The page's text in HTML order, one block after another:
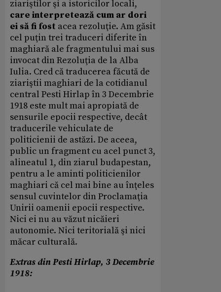
ziariştilor şi a istoricilor locali,
care interpretează cum ar dori
ei să fi fost acea rezoluţie. Am găsit
cel puţin trei traduceri diferite în
maghiară ale fragmentului mai sus
invocat din Rezoluţia de la Alba
Iulia. Cred că traducerea făcută de
ziariştii maghiari de la cotidianul
central Pesti Hirlap în 3 Decembrie
1918 este mult mai apropiată de
sensurile epocii respective, decât
traducerile vehiculate de
politicienii de astăzi. De aceea,
public un fragment cu acel punct 3,
alineatul 1, din ziarul budapestan,
pentru a le aminti politicienilor
maghiari că cel mai bine au înţeles
sensul cuvintelor din Proclamaţia
Unirii oamenii epocii respective.
Nici ei nu au văzut nicăieri
autonomie. Nici teritorială şi nici
măcar culturală.
Extras din Pesti Hirlap, 3 Decembrie
1918: